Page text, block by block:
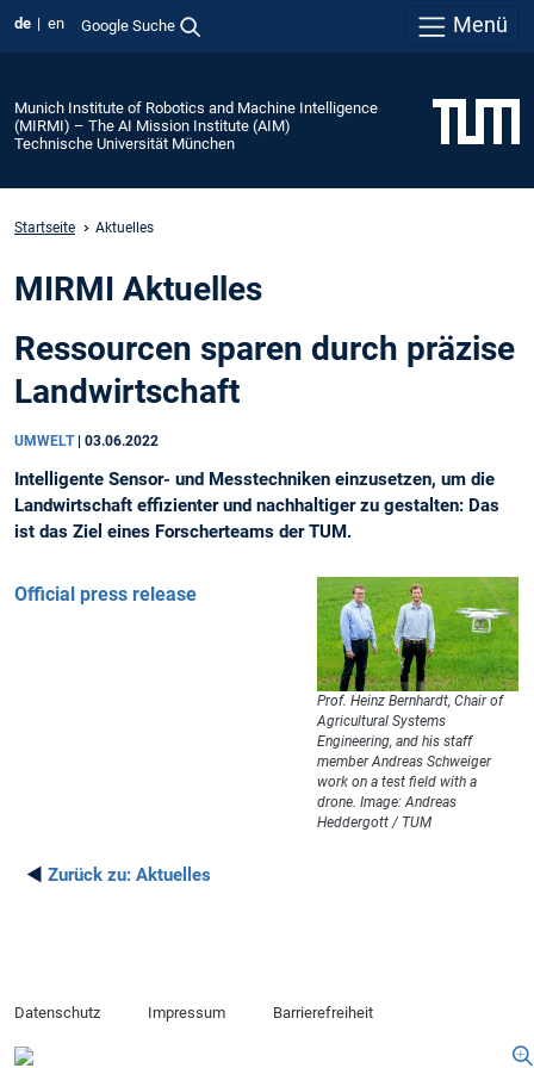
de en Google Suche Menü
Munich Institute of Robotics and Machine Intelligence
(MIRMI) – The AI Mission Institute (AIM)
Technische Universität München
Startseite Aktuelles
MIRMI Aktuelles
Ressourcen sparen durch präzise
Landwirtschaft
UMWELT 03.06.2022
Intelligente Sensor- und Messtechniken einzusetzen, um die
Landwirtschaft effizienter und nachhaltiger zu gestalten: Das
ist das Ziel eines Forscherteams der TUM.
Prof. Heinz Bernhardt, Chair of
Agricultural Systems
Engineering, and his staff
member Andreas Schweiger
work on a test field with a
drone. Image: Andreas
Heddergott / TUM
Official press release
◄ Zurück zu: Aktuelles
Datenschutz Impressum Barrierefreiheit